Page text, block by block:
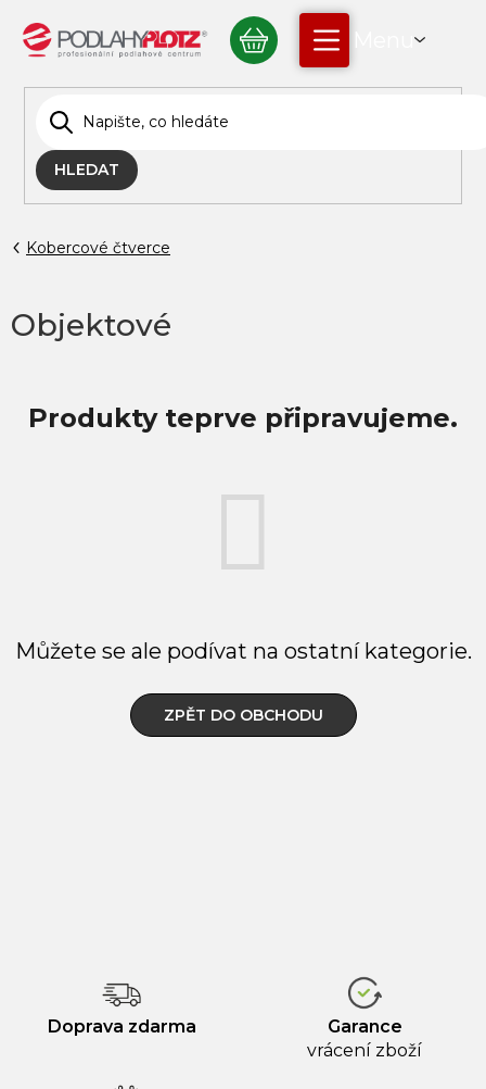
obsah
HLEDAT
NÁKUPNÍ
KOŠÍK
Kobercové čtverce
Objektové
Produkty teprve připravujeme.
Můžete se ale podívat na ostatní kategorie.
ZPĚT DO OBCHODU
Doprava zdarma
Garance
vrácení zboží